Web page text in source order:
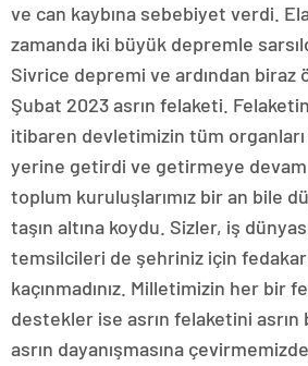
ve can kaybına sebebiyet verdi.
zamanda iki büyük depremle
Sivrice depremi ve ardından biraz
Şubat 2023 asrın felaketi.
itibaren devletimizin tüm
yerine getirdi ve getirmeye devam
toplum kuruluşlarımız bir an bile
taşın altına koydu. Sizler, iş
temsilcileri de şehriniz için
kaçınmadınız. Milletimizin her bir
destekler ise asrın felaketini
asrın dayanışmasına